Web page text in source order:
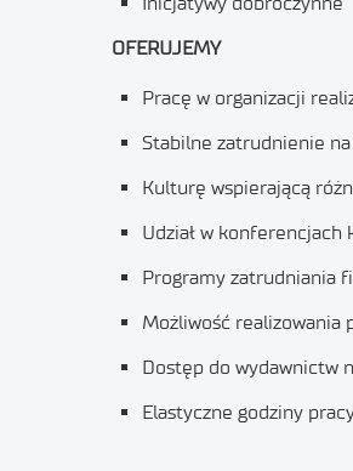
OFERUJEMY
Pracę w organizacji
Stabilne zatrudnienie
Kulturę wspierającą
Udział w konferencjach
Programy zatrudniania
Możliwość realizowania
Dostęp do wydawnictw
Elastyczne godziny